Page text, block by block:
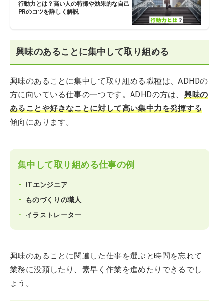
行動力とは？高い人の特徴や効果的な自己
PRのコツを詳しく解説
興味のあることに集中して取り組める
興味のあることに集中して取り組める職種は、ADHDの
方に向いている仕事の一つです。ADHDの方は、興味の
あることや好きなことに対して高い集中力を発揮する
傾向にあります。
集中して取り組める仕事の例
ITエンジニア
ものづくりの職人
イラストレーター
興味のあることに関連した仕事を選ぶと時間を忘れて
業務に没頭したり、素早く作業を進めたりできるでし
ょう。